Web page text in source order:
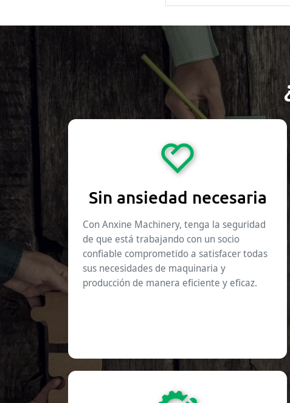
Sin ansiedad necesaria
Con Anxine Machinery, tenga la seguridad
de que está trabajando con un socio
confiable comprometido a satisfacer todas
sus necesidades de maquinaria y
producción de manera eficiente y eficaz.